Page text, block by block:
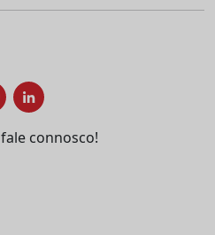
fale connosco!